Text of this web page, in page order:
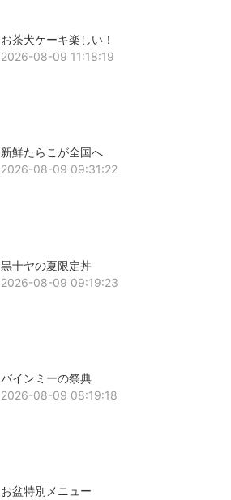
お茶犬ケーキ楽しい！
2026-08-09 11:18:19
新鮮たらこが全国へ
2026-08-09 09:31:22
黒十ヤの夏限定丼
2026-08-09 09:19:23
バインミーの祭典
2026-08-09 08:19:18
お盆特別メニュー